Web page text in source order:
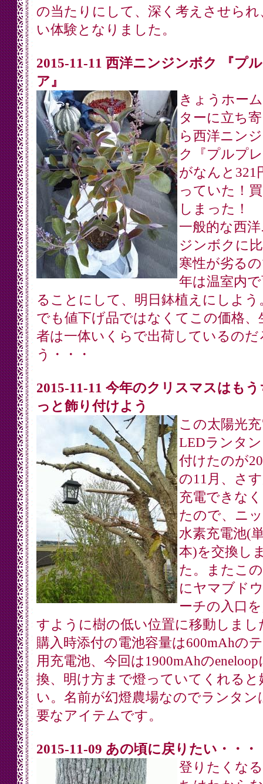
の当たりにして、深く考えさせられ
い体験となりました。
2015-11-11 西洋ニンジンボク 『プ
ア』
きょうホー
ターに立ち
ら西洋ニン
ク『プルプ
がなんと321
っていた！
しまった！
一般的な西
ジンボクに
寒性が劣る
年は温室内
ることにして、明日鉢植えにしよう
でも値下げ品ではなくてこの価格、
者は一体いくらで出荷しているのだ
う・・・
2015-11-11 今年のクリスマスはも
っと飾り付けよう
この太陽光
LEDランタ
付けたのが
の11月、さ
充電できな
たので、ニ
水素充電池(
本)を交換し
た。またこ
にヤマブド
ーチの入口
すように樹の低い位置に移動しまし
購入時添付の電池容量は600mAhの
用充電池、今回は1900mAhのeneloop
換、明け方まで燈っていてくれると
い。名前が幻燈農場なのでランタン
要なアイテムです。
2015-11-09 あの頃に戻りたい・・・
登りたくな